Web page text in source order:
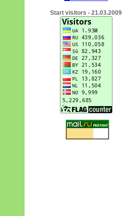
Start visitors - 21.03.2009